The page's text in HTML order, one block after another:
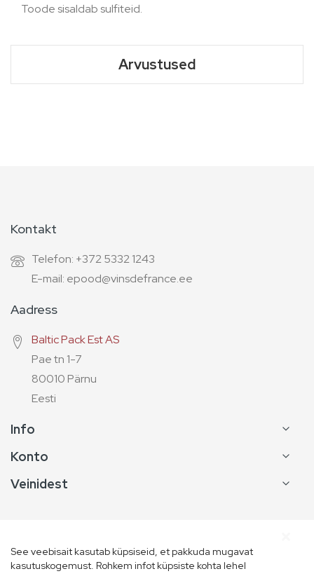
Toode sisaldab sulfiteid.
Arvustused
Kontakt
Telefon: +372 5332 1243
E-mail: epood@vinsdefrance.ee
Aadress
Baltic Pack Est AS
Pae tn 1-7
80010 Pärnu
Eesti
Info
Konto
Veinidest
See veebisait kasutab küpsiseid, et pakkuda mugavat
kasutuskogemust. Rohkem infot küpsiste kohta lehel